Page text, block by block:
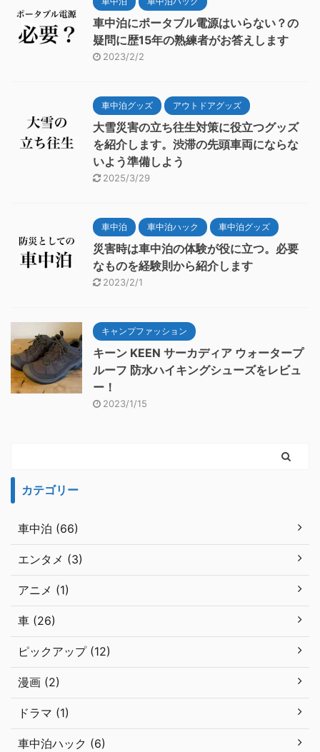
車中泊にポータブル電源はいらない？の
疑問に歴15年の熟練者がお答えします
2023/2/2
車中泊グッズ アウトドアグッズ
大雪災害の立ち往生対策に役立つグッズ
を紹介します。渋滞の先頭車両にならな
いよう準備しよう
2025/3/29
車中泊 車中泊ハック 車中泊グッズ
災害時は車中泊の体験が役に立つ。必要
なものを経験則から紹介します
2023/2/1
キャンプファッション
キーン KEEN サーカディア ウォータープ
ルーフ 防水ハイキングシューズをレビュ
ー！
2023/1/15
カテゴリー
車中泊 (66)
エンタメ (3)
アニメ (1)
車 (26)
ピックアップ (12)
漫画 (2)
ドラマ (1)
車中泊ハック (6)